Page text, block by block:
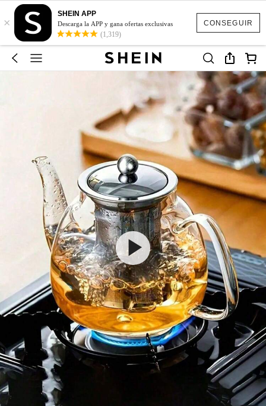
CONSEGUIR
×
SHEIN APP
Descarga la APP y gana ofertas exclusivas
(1,319)